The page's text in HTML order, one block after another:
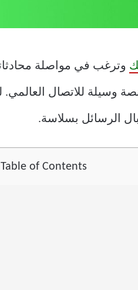
Table of Contents